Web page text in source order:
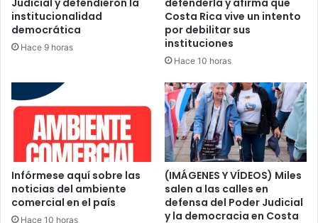
institucionalidad
democrática
Hace 9 horas
Costa Rica vive un intento
por debilitar sus
instituciones
Hace 10 horas
Infórmese aquí sobre las
noticias del ambiente
comercial en el país
Hace 10 horas
(IMÁGENES Y VÍDEOS) Miles
salen a las calles en
defensa del Poder Judicial
y la democracia en Costa